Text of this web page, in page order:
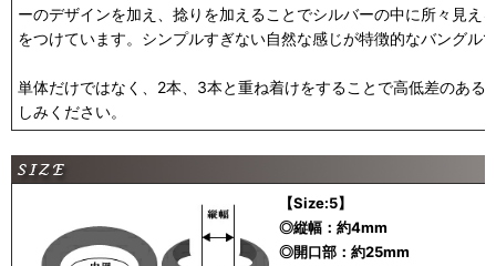
ーのデザインを加え、捻りを加えることでシルバーの中に所々見え
をつけています。シンプルすぎない自然な感じが特徴的なバングル
単体だけではなく、2本、3本と重ね着けをすることで高低差のある
しみください。
【Size:5】
◎縦幅：約4mm
◎開口部：約25mm